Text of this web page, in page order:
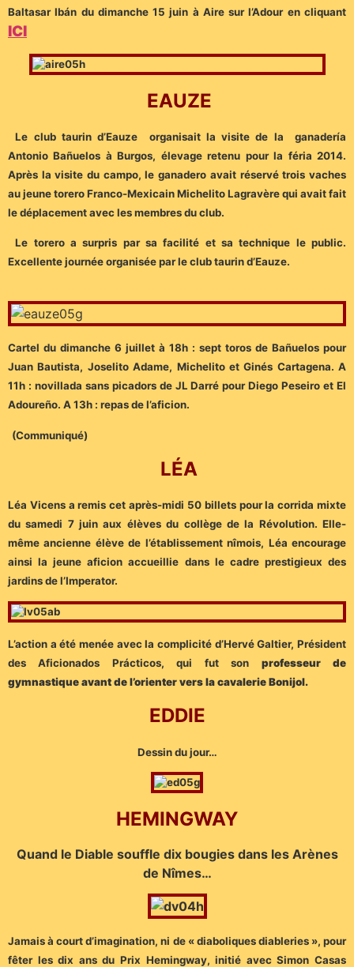
Baltasar Ibán du dimanche 15 juin à Aire sur l’Adour en cliquant
ICI
EAUZE
Le club taurin d’Eauze organisait la visite de la ganadería
Antonio Bañuelos à Burgos, élevage retenu pour la féria 2014.
Après la visite du campo, le ganadero avait réservé trois vaches
au jeune torero Franco-Mexicain Michelito Lagravère qui avait fait
le déplacement avec les membres du club.
Le torero a surpris par sa facilité et sa technique le public.
Excellente journée organisée par le club taurin d’Eauze.
Cartel du dimanche 6 juillet à 18h : sept toros de Bañuelos pour
Juan Bautista, Joselito Adame, Michelito et Ginés Cartagena. A
11h : novillada sans picadors de JL Darré pour Diego Peseiro et El
Adoureño. A 13h : repas de l’aficion.
(Communiqué)
LÉA
Léa Vicens a remis cet après-midi 50 billets pour la corrida mixte
du samedi 7 juin aux élèves du collège de la Révolution. Elle-
même ancienne élève de l’établissement nîmois, Léa encourage
ainsi la jeune aficion accueillie dans le cadre prestigieux des
jardins de l’Imperator.
L’action a été menée avec la complicité d’Hervé Galtier, Président
des Aficionados Prácticos, qui fut son professeur de
gymnastique avant de l’orienter vers la cavalerie Bonijol.
EDDIE
Dessin du jour…
HEMINGWAY
Quand le Diable souffle dix bougies dans les Arènes
de Nîmes…
Jamais à court d’imagination, ni de « diaboliques diableries », pour
fêter les dix ans du Prix Hemingway, initié avec Simon Casas